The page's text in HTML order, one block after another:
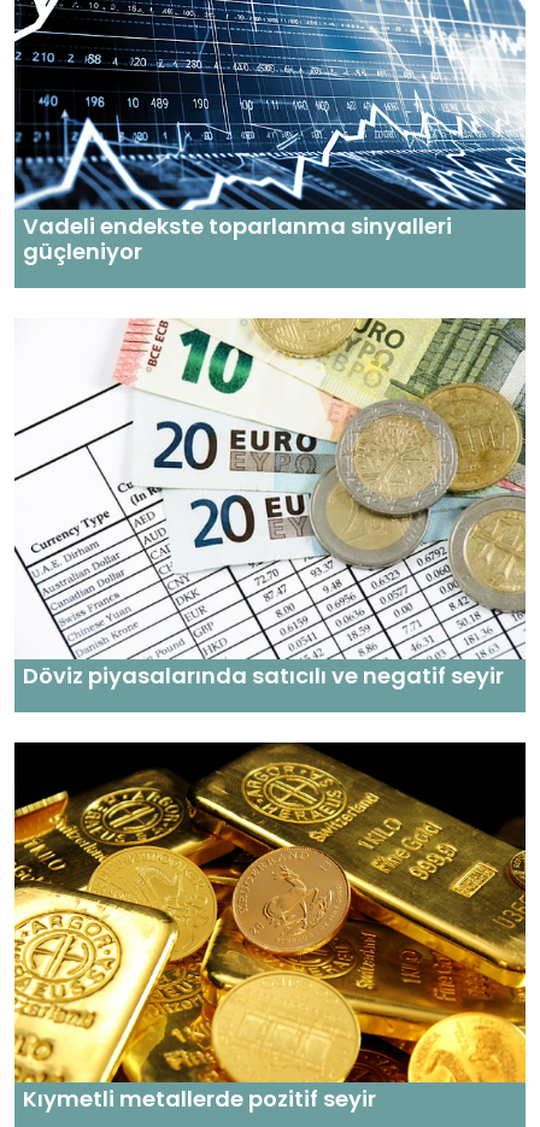
Vadeli endekste toparlanma sinyalleri
güçleniyor
Döviz piyasalarında satıcılı ve negatif seyir
Kıymetli metallerde pozitif seyir